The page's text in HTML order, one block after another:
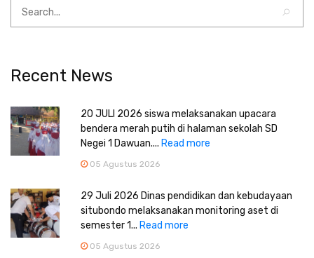
Recent News
20 JULI 2026 siswa melaksanakan upacara
bendera merah putih di halaman sekolah SD
Negei 1 Dawuan.... Read more
05 Agustus 2026
29 Juli 2026 Dinas pendidikan dan kebudayaan
situbondo melaksanakan monitoring aset di
semester 1... Read more
05 Agustus 2026